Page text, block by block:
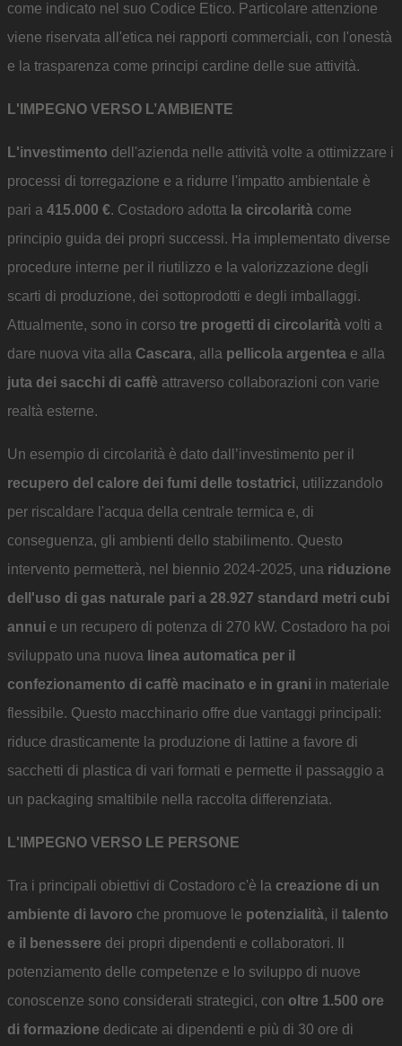
come indicato nel suo Codice Etico. Particolare attenzione
viene riservata all'etica nei rapporti commerciali, con l'onestà
e la trasparenza come principi cardine delle sue attività.
L'IMPEGNO VERSO L’AMBIENTE
L'investimento dell'azienda nelle attività volte a ottimizzare i
processi di torregazione e a ridurre l'impatto ambientale è
pari a 415.000 €. Costadoro adotta la circolarità come
principio guida dei propri successi. Ha implementato diverse
procedure interne per il riutilizzo e la valorizzazione degli
scarti di produzione, dei sottoprodotti e degli imballaggi.
Attualmente, sono in corso tre progetti di circolarità volti a
dare nuova vita alla Cascara, alla pellicola argentea e alla
juta dei sacchi di caffè attraverso collaborazioni con varie
realtà esterne.
Un esempio di circolarità è dato dall’investimento per il
recupero del calore dei fumi delle tostatrici, utilizzandolo
per riscaldare l'acqua della centrale termica e, di
conseguenza, gli ambienti dello stabilimento. Questo
intervento permetterà, nel biennio 2024-2025, una riduzione
dell'uso di gas naturale pari a 28.927 standard metri cubi
annui e un recupero di potenza di 270 kW. Costadoro ha poi
sviluppato una nuova linea automatica per il
confezionamento di caffè macinato e in grani in materiale
flessibile. Questo macchinario offre due vantaggi principali:
riduce drasticamente la produzione di lattine a favore di
sacchetti di plastica di vari formati e permette il passaggio a
un packaging smaltibile nella raccolta differenziata.
L'IMPEGNO VERSO LE PERSONE
Tra i principali obiettivi di Costadoro c'è la creazione di un
ambiente di lavoro che promuove le potenzialità, il talento
e il benessere dei propri dipendenti e collaboratori. Il
potenziamento delle competenze e lo sviluppo di nuove
conoscenze sono considerati strategici, con oltre 1.500 ore
di formazione dedicate ai dipendenti e più di 30 ore di